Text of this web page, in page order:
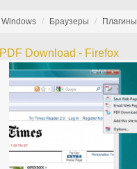
Windows Браузеры Плагины
PDF Download - Firefox